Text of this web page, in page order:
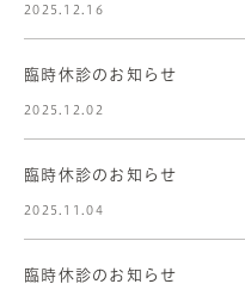
2025.12.16
臨時休診のお知らせ
2025.12.02
臨時休診のお知らせ
2025.11.04
臨時休診のお知らせ